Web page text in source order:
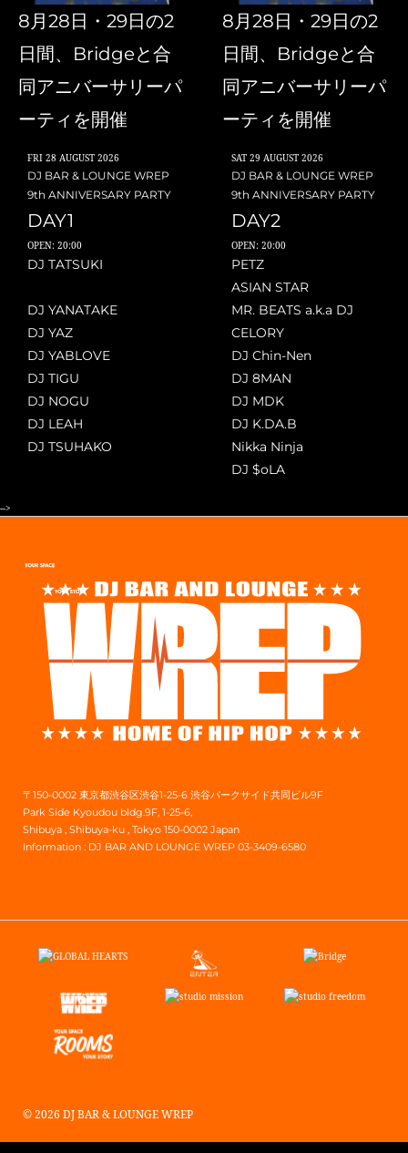
8月28日・29日の2
日間、Bridgeと合
同アニバーサリーパ
ーティを開催
FRI 28 AUGUST 2026
DJ BAR & LOUNGE WREP
9th ANNIVERSARY PARTY
DAY1
OPEN: 20:00
DJ TATSUKI
DJ YANATAKE
DJ YAZ
DJ YABLOVE
DJ TIGU
DJ NOGU
DJ LEAH
DJ TSUHAKO
8月28日・29日の2
日間、Bridgeと合
同アニバーサリーパ
ーティを開催
SAT 29 AUGUST 2026
DJ BAR & LOUNGE WREP
9th ANNIVERSARY PARTY
DAY2
OPEN: 20:00
PETZ
ASIAN STAR
MR. BEATS a.k.a DJ
CELORY
DJ Chin-Nen
DJ 8MAN
DJ MDK
DJ K.DA.B
Nikka Ninja
DJ $oLA
-->
〒150-0002 東京都渋谷区渋谷1-25-6 渋谷パークサイド共同ビル9F
Park Side Kyoudou bldg.9F, 1-25-6,
Shibuya , Shibuya-ku , Tokyo 150-0002 Japan
Information : DJ BAR AND LOUNGE WREP 03-3409-6580
© 2026 DJ BAR & LOUNGE WREP